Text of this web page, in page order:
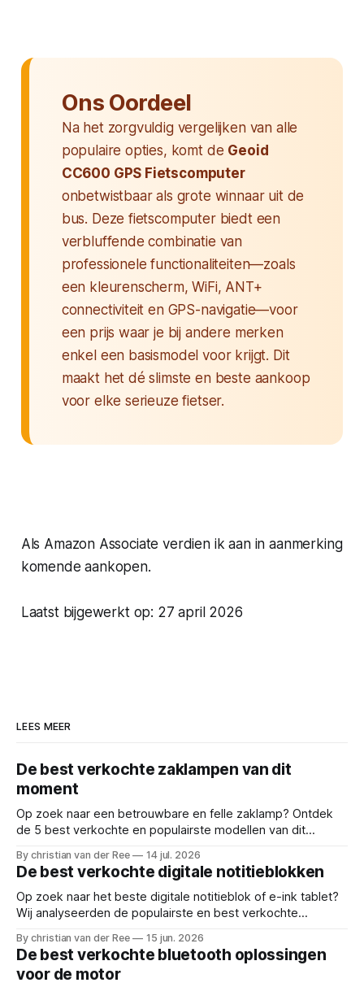
Ons Oordeel
Na het zorgvuldig vergelijken van alle
populaire opties, komt de Geoid
CC600 GPS Fietscomputer
onbetwistbaar als grote winnaar uit de
bus. Deze fietscomputer biedt een
verbluffende combinatie van
professionele functionaliteiten—zoals
een kleurenscherm, WiFi, ANT+
connectiviteit en GPS-navigatie—voor
een prijs waar je bij andere merken
enkel een basismodel voor krijgt. Dit
maakt het dé slimste en beste aankoop
voor elke serieuze fietser.
Als Amazon Associate verdien ik aan in aanmerking
komende aankopen.
Laatst bijgewerkt op: 27 april 2026
LEES MEER
De best verkochte zaklampen van dit
moment
Op zoek naar een betrouwbare en felle zaklamp? Ontdek
de 5 best verkochte en populairste modellen van dit
en deals voor: led zaklamp, oplaadbare zaklamp, beste
felle zaklamp, uv blacklight, compacte handlamp, tactische
zaklamp, kampeer verlicht
By christian van der Ree 14 jul. 2026
De best verkochte digitale notitieblokken
Op zoek naar het beste digitale notitieblok of e-ink tablet?
Wij analyseerden de populairste en best verkochte
deals voor: digitaal notitieblok, e-ink tablet, elektronisch
schrijfblok, digitaal tekenbord, slim notitieboek,
herbruikbaar notitieblok
By christian van der Ree 15 jun. 2026
De best verkochte bluetooth oplossingen
voor de motor